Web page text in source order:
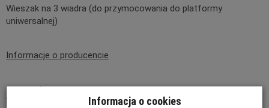
Wieszak na 3 wiadra (do przymocowania do platformy
uniwersalnej)
Informacje o producencie
Recenzje
Informacja o cookies